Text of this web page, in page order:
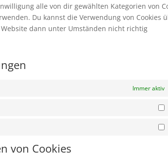
alle von dir gewählten Kategorien von
Du kannst die Verwendung von Cookies
dann unter Umständen nicht richtig
Immer aktiv
von Cookies